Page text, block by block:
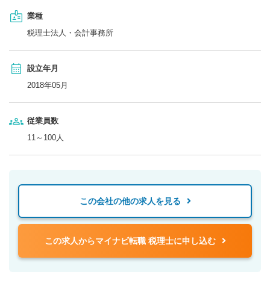
業種
税理士法人・会計事務所
設立年月
2018年05月
従業員数
11～100人
この会社の他の求人を見る
この求人からマイナビ転職 税理士に申し込む